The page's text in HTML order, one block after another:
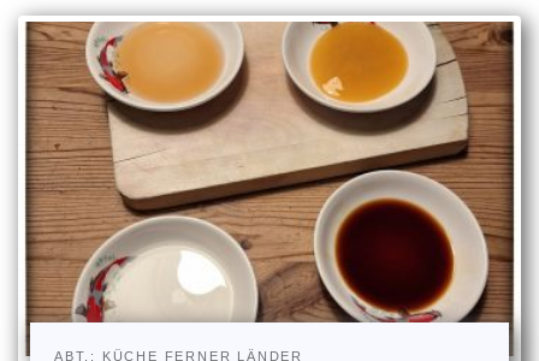
ABT.: KÜCHE FERNER LÄNDER